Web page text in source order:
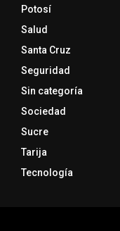
Potosí
Salud
Santa Cruz
Seguridad
Sin categoría
Sociedad
Sucre
Tarija
Tecnología